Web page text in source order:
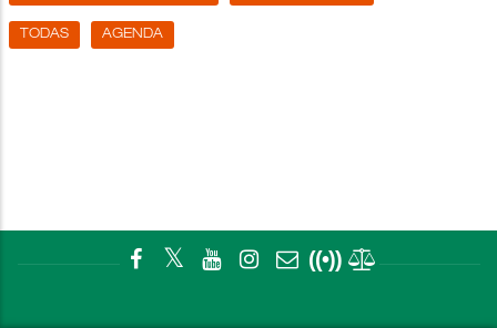
TODAS AGENDA